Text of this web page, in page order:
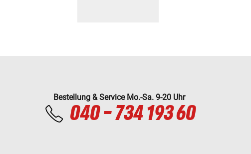
Bestellung & Service Mo.-Sa. 9-20 Uhr
040 - 734 193 60